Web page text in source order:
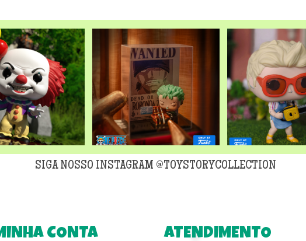
SIGA NOSSO INSTAGRAM @TOYSTORYCOLLECTION
CONTA ATENDIMENTO